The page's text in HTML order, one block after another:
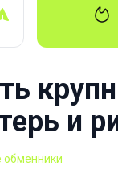
и
обменники